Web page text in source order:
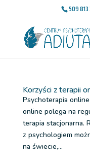
509
Korzyści z terapii
Psychoterapia
online polega na
terapia stacjonarna.
z psychologiem
na świecie,...